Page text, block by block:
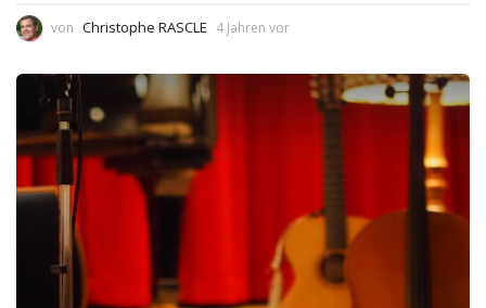
von Christophe RASCLE 4 Jahren vor